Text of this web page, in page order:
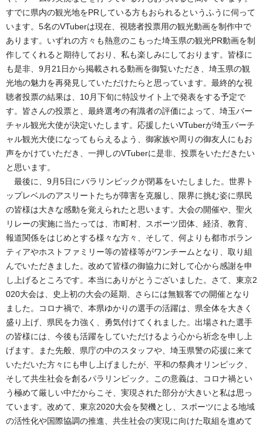
すでに県内の観光地をPRしている方もおられるというふうに伺って
います。5名のVTuberは現在、視聴者投票用の観光動画を制作中で
あります。いずれの方々も熱意のこもった埼玉県の観光PR動画を制
作してくれると期待しており、私も楽しみにしております。皆様に
も是非、9月21日から掲載される動画を御覧いただき、埼玉県の観
光地の魅力を再発見していただけたらと思っています。最終的な視
聴者投票の結果は、10月下旬に特設サイト上で発表をする予定で
す。皆さんの投票と、最終選考の有識者の評価によって、埼玉バー
チャル観光大使が決定いたします。応援したいVTuberが埼玉バーチ
ャル観光大使になってもらえるよう、御家族や周りの御友人にもお
声をかけていただき、一押しのVTuberに是非、投票をいただきたい
と思います。
最後に、9月5日にパラリンピックが閉幕をいたしました。世界ト
ップレベルのアスリートたちが障害を克服し、限界に挑む姿に県民
の皆様は大きな感動を覚えられたと思います。大会の開催や、聖火
リレーの実施に当たっては、市町村、スポーツ団体、経済、教育、
報道関係をはじめとする様々な方々、そして、何よりも都市ボラン
ティアやホストファミリー等の皆様等がワンチームとなり、取り組
んでいただきました。改めて皆様の御協力に対して心から感謝を申
し上げるところです。本当にありがとうございました。さて、東京2
020大会は、史上初の大会の延期、さらには無観客での開催となり
ました。コロナ禍で、本県ゆかりの選手の活躍は、県全体を大きく
盛り上げ、県民を力強く、勇気付けてくれました。出場された選手
の皆様には、今後も活躍をしていただけるよう心から祈念を申し上
げます。また先般、県庁の中のスタッフや、埼玉県警の応援に来て
いただいた方々にも申し上げましたが、平和の祭典オリンピック、
そして共生社会を創るパラリンピック。この意義は、コロナ禍とい
う極めて厳しい中だからこそ、実現された部分が大きいと私は思っ
ています。改めて、東京2020大会を契機とし、スポーツによる地域
の活性化や国際協調の推進、共生社会の実現に向けた取組を進めて